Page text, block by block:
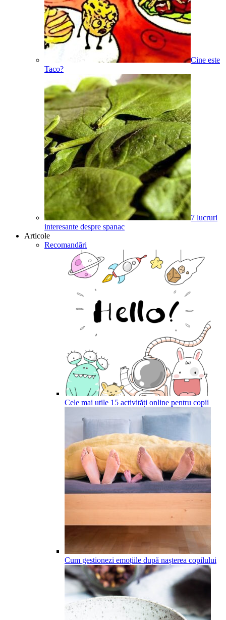
Cine este
Taco?
7 lucruri
interesante despre spanac
Articole
Recomandări
Cele mai utile 15 activități online pentru copii
Cum gestionezi emoțiile după nașterea copilului